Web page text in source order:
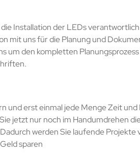
Installation der LEDs
mit uns für die Planung und
um den kompletten
und erst einmal jede Menge Zeit
jetzt nur noch im Handumdrehen
werden Sie laufende
sparen